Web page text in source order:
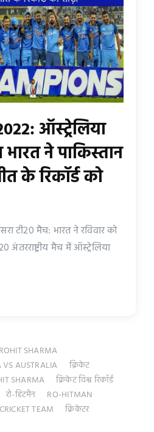
ऑस्ट्रेलिया
ने पाकिस्तान
के रिकॉर्ड को
टी20 मैच: भारत ने रविवार को
अंतरराष्ट्रीय मैच में ऑस्ट्रेलिया
SHARMA
VS AUSTRALIA
क्रिकेट
SHARMA
क्रिकेट विश्व रिकॉर्ड
रो-हिटमैन
RO-HITMAN
TEAM
क्रिकेटर